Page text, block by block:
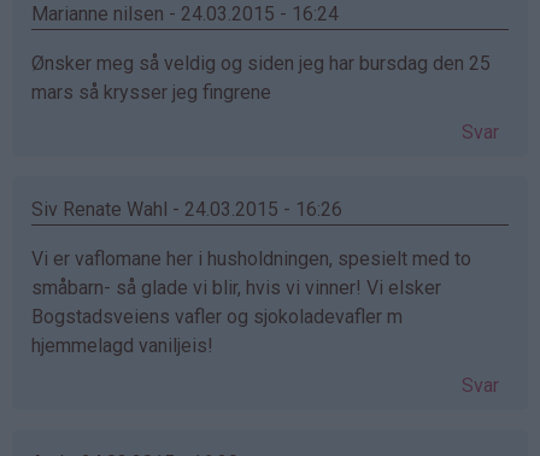
Marianne nilsen - 24.03.2015 - 16:24
Ønsker meg så veldig og siden jeg har bursdag den 25
mars så krysser jeg fingrene
Svar
Siv Renate Wahl - 24.03.2015 - 16:26
Vi er vaflomane her i husholdningen, spesielt med to
småbarn- så glade vi blir, hvis vi vinner! Vi elsker
Bogstadsveiens vafler og sjokoladevafler m
hjemmelagd vaniljeis!
Svar